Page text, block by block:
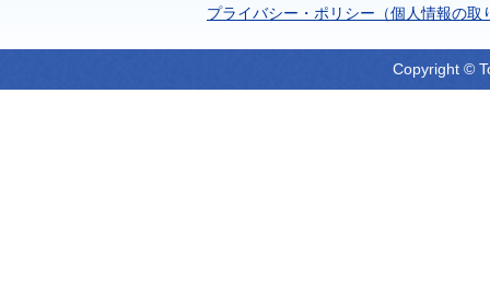
プライバシー・ポリシー（個人情報の取
Copyright ©